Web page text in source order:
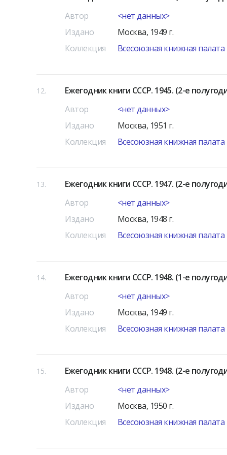
Автор
<нет данных>
Издано
Москва, 1949 г.
Коллекция
Всесоюзная книжная палата
12
Ежегодник книги СССР. 1945. (2-е
Автор
<нет данных>
Издано
Москва, 1951 г.
Коллекция
Всесоюзная книжная палата
13
Ежегодник книги СССР. 1947. (2-е
Автор
<нет данных>
Издано
Москва, 1948 г.
Коллекция
Всесоюзная книжная палата
14
Ежегодник книги СССР. 1948. (1-е
Автор
<нет данных>
Издано
Москва, 1949 г.
Коллекция
Всесоюзная книжная палата
15
Ежегодник книги СССР. 1948. (2-е
Автор
<нет данных>
Издано
Москва, 1950 г.
Коллекция
Всесоюзная книжная палата